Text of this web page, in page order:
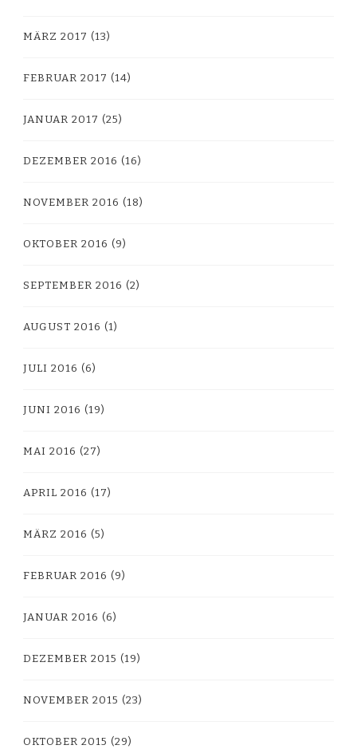
MÄRZ 2017 (13)
FEBRUAR 2017 (14)
JANUAR 2017 (25)
DEZEMBER 2016 (16)
NOVEMBER 2016 (18)
OKTOBER 2016 (9)
SEPTEMBER 2016 (2)
AUGUST 2016 (1)
JULI 2016 (6)
JUNI 2016 (19)
MAI 2016 (27)
APRIL 2016 (17)
MÄRZ 2016 (5)
FEBRUAR 2016 (9)
JANUAR 2016 (6)
DEZEMBER 2015 (19)
NOVEMBER 2015 (23)
OKTOBER 2015 (29)